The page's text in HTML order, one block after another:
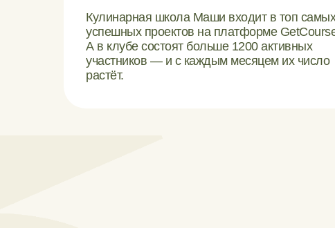
Кулинарная школа Маши входит в топ самых
успешных проектов на платформе
А в клубе состоят больше 1200 активных
участников — и с каждым месяцем их число
растёт.